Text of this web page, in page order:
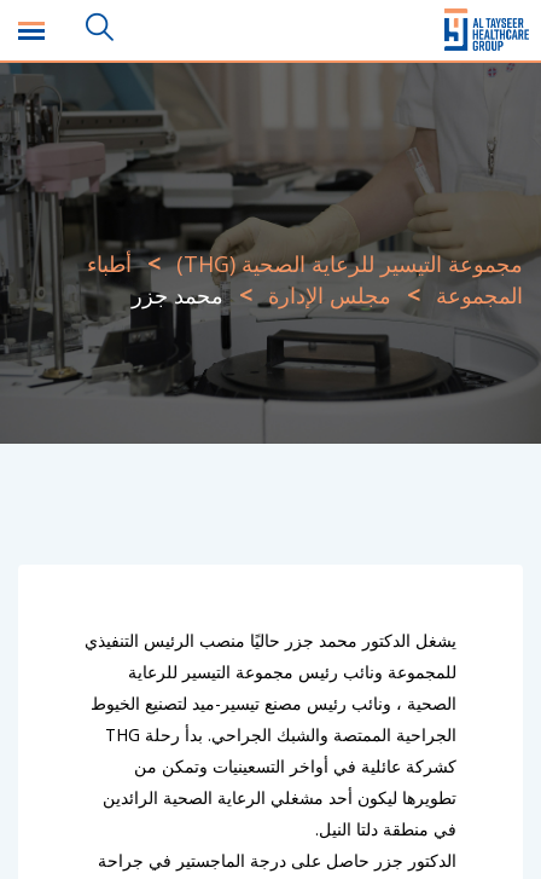
مجموعة التيسير للرعاية الصحية (THG) > أطباء
المجموعة > مجلس الإدارة > محمد جزر
يشغل الدكتور محمد جزر حاليًا منصب الرئيس التنفيذي
للمجموعة ونائب رئيس مجموعة التيسير للرعاية
الصحية ، ونائب رئيس مصنع تيسير-ميد لتصنيع الخيوط
الجراحية الممتصة والشبك الجراحي. بدأ رحلة THG
كشركة عائلية في أواخر التسعينيات وتمكن من
تطويرها ليكون أحد مشغلي الرعاية الصحية الرائدين
في منطقة دلتا النيل.
الدكتور جزر حاصل على درجة الماجستير في جراحة